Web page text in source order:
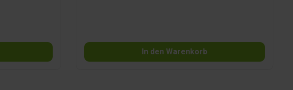
reduziert.Geeignet für Müllbeutel bis 30 Liter.
In den Warenkorb